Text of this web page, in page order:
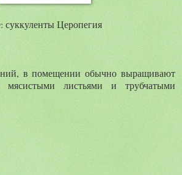
суккуленты Церопегия
в помещении обычно выращивают
листьями и трубчатыми